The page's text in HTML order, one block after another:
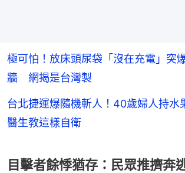
極可怕！放床頭尿袋「沒在充電」突
牆 網揭是台灣製
台北捷運爆隨機斬人！40歲婦人持
醫生教這樣自衛
目擊者餘悸猶存：民眾推擠奔